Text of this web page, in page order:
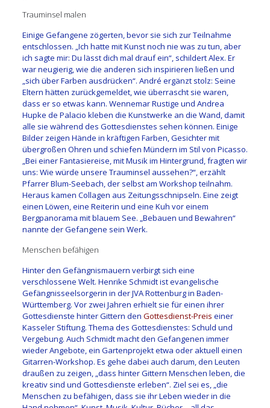
Trauminsel malen
Einige Gefangene zögerten, bevor sie sich zur Teilnahme
entschlossen. „Ich hatte mit Kunst noch nie was zu tun, aber
ich sagte mir: Du lässt dich mal drauf ein“, schildert Alex. Er
war neugierig, wie die anderen sich inspirieren ließen und
„sich über Farben ausdrücken“. André ergänzt stolz: Seine
Eltern hätten zurückgemeldet, wie überrascht sie waren,
dass er so etwas kann. Wennemar Rustige und Andrea
Hupke de Palacio kleben die Kunstwerke an die Wand, damit
alle sie während des Gottesdienstes sehen können. Einige
Bilder zeigen Hände in kräftigen Farben, Gesichter mit
übergroßen Ohren und schiefen Mündern im Stil von Picasso.
„Bei einer Fantasiereise, mit Musik im Hintergrund, fragten wir
uns: Wie würde unsere Trauminsel aussehen?“, erzählt
Pfarrer Blum-Seebach, der selbst am Workshop teilnahm.
Heraus kamen Collagen aus Zeitungsschnipseln. Eine zeigt
einen Löwen, eine Reiterin und eine Kuh vor einem
Bergpanorama mit blauem See. „Bebauen und Bewahren“
nannte der Gefangene sein Werk.
Menschen befähigen
Hinter den Gefängnismauern verbirgt sich eine
verschlossene Welt. Henrike Schmidt ist evangelische
Gefängnisseelsorgerin in der JVA Rottenburg in Baden-
Württemberg. Vor zwei Jahren erhielt sie für einen ihrer
Gottesdienste hinter Gittern den Gottesdienst-Preis einer
Kasseler Stiftung. Thema des Gottesdienstes: Schuld und
Vergebung. Auch Schmidt macht den Gefangenen immer
wieder Angebote, ein Gartenprojekt etwa oder aktuell einen
Gitarren-Workshop. Es gehe dabei auch darum, den Leuten
draußen zu zeigen, „dass hinter Gittern Menschen leben, die
kreativ sind und Gottesdienste erleben“. Ziel sei es, „die
Menschen zu befähigen, dass sie ihr Leben wieder in die